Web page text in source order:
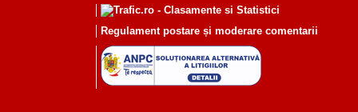
Regulament postare și moderare comentarii